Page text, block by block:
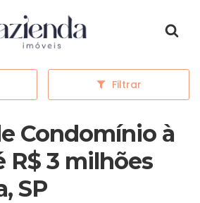
inicial
Filtrar
Condomínio à
R$ 3 milhões
SP